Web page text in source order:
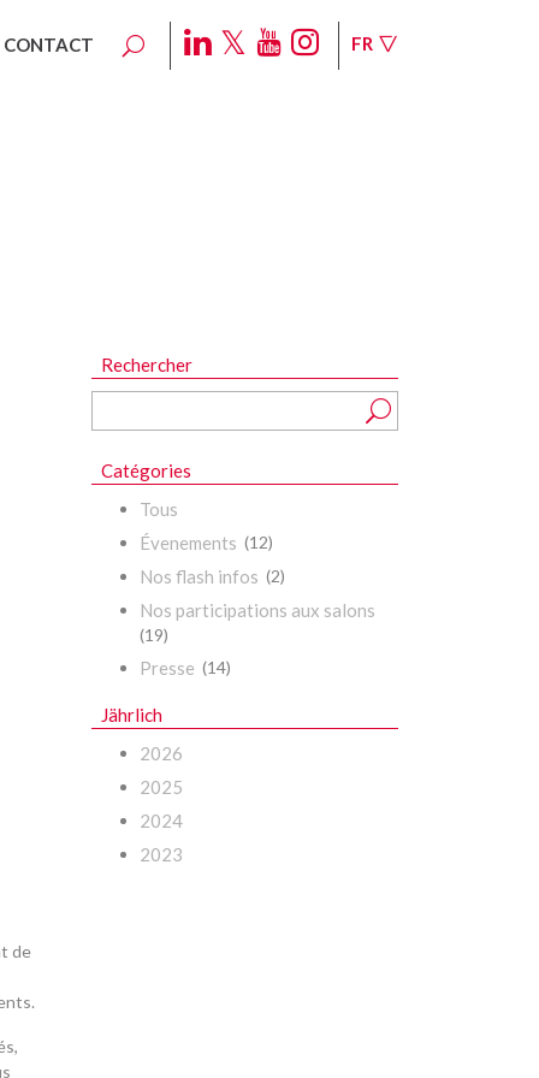
CONTACT FR
Rechercher
Catégories
Tous
Évenements (12)
Nos flash infos (2)
Nos participations aux salons
(19)
Presse (14)
Jährlich
2026
2025
2024
2023
de